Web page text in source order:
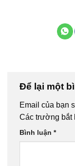
Để lại một
Email của bạn
Các trường bắt
Bình luận *